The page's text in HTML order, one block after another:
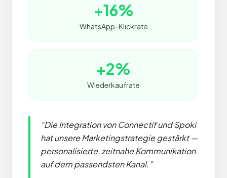
+16%
WhatsApp-Klickrate
+2%
Wiederkaufrate
“Die Integration von Connectif und Spoki
hat unsere Marketingstrategie gestärkt —
personalisierte, zeitnahe Kommunikation
auf dem passendsten Kanal.”